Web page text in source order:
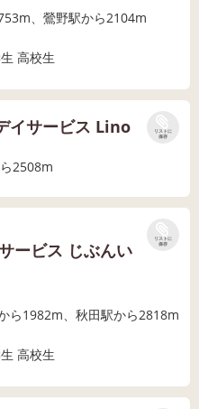
、鶯野駅から2104m
高校生
リストに
保存
イサービス Lino
2508m
リストに
保存
ービス じぶんい
ら1982m、秋田駅から2818m
高校生